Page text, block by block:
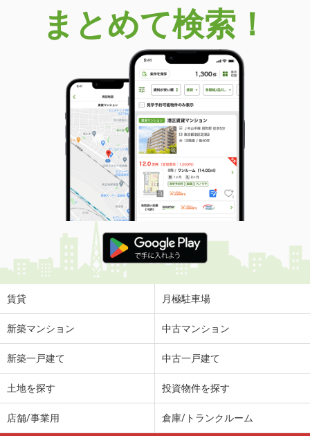
岡山県岡山市中区八幡
価 格
5.20万円
岡山県岡山市中区八幡
42.04m²
間取り
1LDK
岡山県岡山市北区撫川
価 格
3.10万円
住 所
岡山県岡山市北区撫川
専有面積 19.87m²
間取り
1K
岡山県岡山市北区今８
価 格
4.40万円
住 所
岡山県岡山市北区今８
専有面積
岡山県岡山市北区今村
3.40万円
岡山県倉敷市大島
まとめて検索！
賃貸 月極駐車場
新築マンション 中古マンション
新築一戸建て 中古一戸建て
土地を探す 投資物件を探す
店舗/事業用 倉庫/トランクルーム